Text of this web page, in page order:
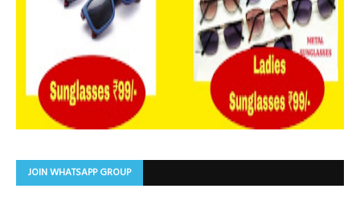
JOIN WHATSAPP GROUP